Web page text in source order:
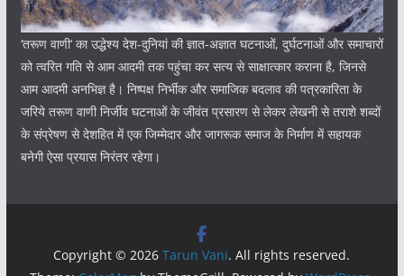
‘तरूण वाणी‘ का उद्धेश्य देश-दुनियां की ज्ञात-अज्ञात घटनाओं, दुर्घटनाओं और समाचारों
को त्वरित गति से आम आदमी तक पहुंचा कर सत्य से साक्षात्कार कराना है, जिनसे
आम आदमी अनभिज्ञ है। निष्पक्ष निर्भीक और समाजिक बदलाव की पत्रकारिता के
जरिये तरूण वाणी निर्जीव घटनाओं के जीवंत प्रसारण से लेकर लेखनी से तराशे शब्दों
के संप्रेषण से देशहित में एक जिम्मेदार और जागरूक समाज के निर्माण में सहायक
बनेगी ऐसा प्रयास निरंतर रहेगा।
Copyright © 2026Tarun Vani. All rights reserved.